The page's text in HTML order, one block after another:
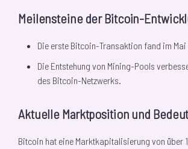
Meilensteine der Bitcoin-
Die erste Bitcoin-Transaktion fand im
Die Entstehung von Mining-Pools
des Bitcoin-Netzwerks.
Aktuelle Marktposition und
Bitcoin hat eine Marktkapitalisierung von über